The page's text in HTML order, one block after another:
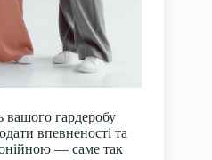
вашого гардеробу
впевненості та
— саме так